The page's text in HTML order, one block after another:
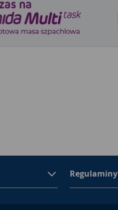
Regulaminy